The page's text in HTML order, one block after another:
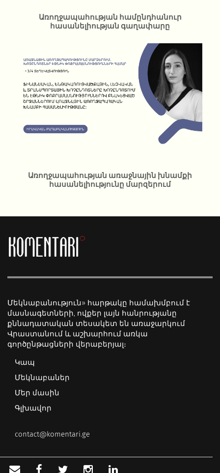
Առողջապահության համընդհանուր
հասանելիության գաղափարը
Առողջապահության առաջնային խնամքի
հասանելիությունը մարզերում
Մեկնաբանություն» հարթակը համախմբում է
մասնագետների, ովքեր լայն հանրությանը
քննադատական տեսակետ են առաջարկում
Վրաստանում և աշխարհում առկա
գործընթացների վերաբերյալ։
Կապ
Մեկնաբաներ
Մեր մասին
Գլխավոր
contact@komentari.ge